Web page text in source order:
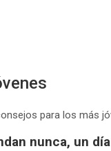
para los más
nunca, un